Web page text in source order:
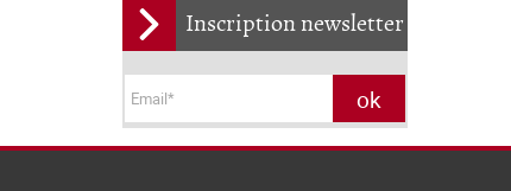
Inscription newsletter